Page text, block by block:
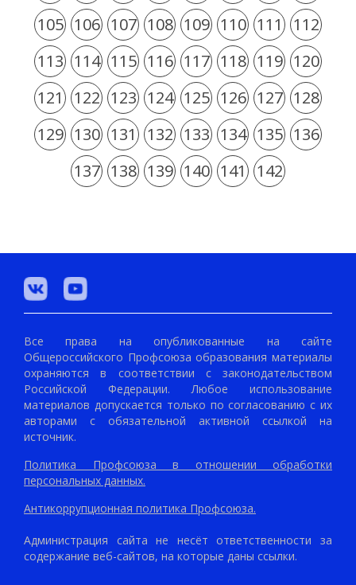
105 106 107 108 109 110 111 112
113 114 115 116 117 118 119 120
121 122 123 124 125 126 127 128
129 130 131 132 133 134 135 136
137 138 139 140 141 142
Все права на опубликованные на сайте
Общероссийского Профсоюза образования материалы
охраняются в соответствии с законодательством
Российской Федерации. Любое использование
материалов допускается только по согласованию с их
авторами с обязательной активной ссылкой на
источник.
Политика Профсоюза в отношении обработки
персональных данных.
Антикоррупционная политика Профсоюза.
Администрация сайта не несёт ответственности за
содержание веб-сайтов, на которые даны ссылки.